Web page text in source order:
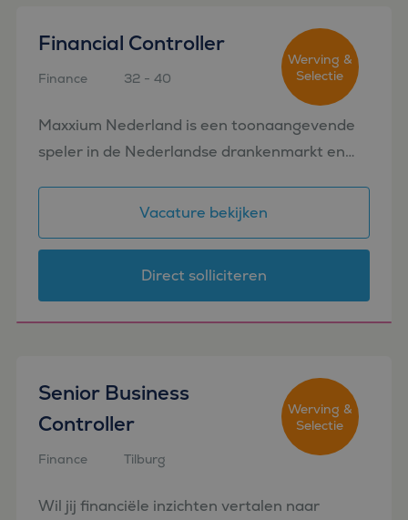
Financial Controller
Finance
32 - 40
Werving &
Selectie
Maxxium Nederland is een toonaangevende
speler in de Nederlandse drankenmarkt en
van een indrukwekkend portfolio
merken...
Vacature bekijken
Direct solliciteren
Senior Business
Controller
Finance Tilburg
Werving &
Selectie
Wil jij financiële inzichten vertalen naar